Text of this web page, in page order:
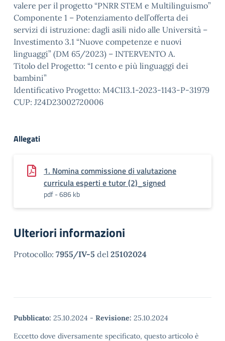
valere per il progetto “PNRR STEM e Multilinguismo”
Componente 1 – Potenziamento dell’offerta dei
servizi di istruzione: dagli asili nido alle Università –
Investimento 3.1 “Nuove competenze e nuovi
linguaggi” (DM 65/2023) – INTERVENTO A.
Titolo del Progetto: “I cento e più linguaggi dei
bambini”
Identificativo Progetto: M4C1I3.1-2023-1143-P-31979
CUP: J24D23002720006
Allegati
1. Nomina commissione di valutazione
curricula esperti e tutor (2)_signed
pdf - 686 kb
Ulteriori informazioni
Protocollo: 7955/IV-5 del 25102024
Pubblicato: 25.10.2024 - Revisione: 25.10.2024
Eccetto dove diversamente specificato, questo articolo è